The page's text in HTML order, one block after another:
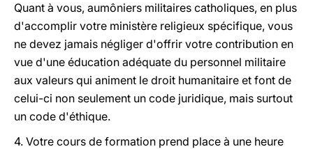
Quant à vous, aumôniers militaires catholiques, en plus
d'accomplir votre ministère religieux spécifique, vous
ne devez jamais négliger d'offrir votre contribution en
vue d'une éducation adéquate du personnel militaire
aux valeurs qui animent le droit humanitaire et font de
celui-ci non seulement un code juridique, mais surtout
un code d'éthique.
4. Votre cours de formation prend place à une heure